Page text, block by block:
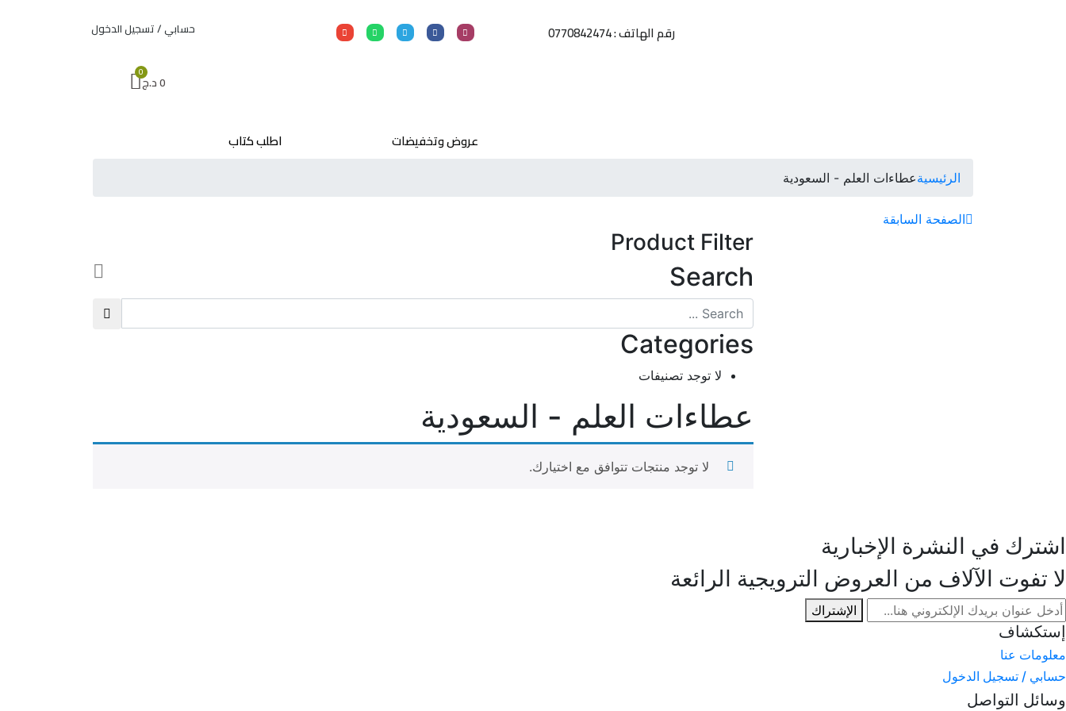
رقم الهاتف : 0770842474 حسابي / تسجيل الدخول
0د.ج
عروض وتخفيضات اطلب كتاب
الرئيسيةعطاءات العلم - السعودية
الصفحة السابقة
Product Filter
Search
Categories
لا توجد تصنيفات
عطاءات العلم - السعودية
لا توجد منتجات تتوافق مع اختيارك.
اشترك في النشرة الإخبارية
لا تفوت الآلاف من العروض الترويجية الرائعة
الإشتراك
إستكشاف
معلومات عنا
حسابي / تسجيل الدخول
وسائل التواصل